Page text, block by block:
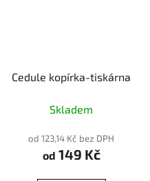
Cedule kopírka-tiskárna
Skladem
od 123,14 Kč bez DPH
od 149 Kč